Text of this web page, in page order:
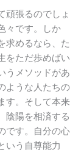
頑張るのでしょ
々です。しか
求めるなら、た
をただ歩めばい
うメソッドがあ
ような人たちの
す。そして本来
陰陽を相済する
です。自分の心
いう自尊能力